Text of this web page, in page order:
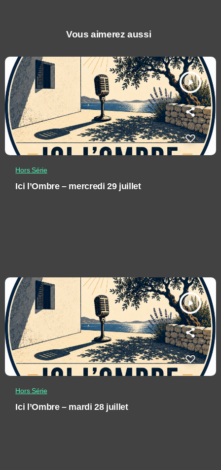
Vous aimerez aussi
play_arrow
Hors Série
Ici l’Ombre – mercredi 29 juillet
play_arrow
Hors Série
Ici l’Ombre – mardi 28 juillet